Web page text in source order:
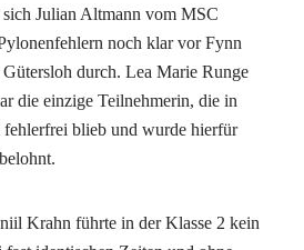
sich Julian Altmann vom MSC
noch klar vor Fynn
durch. Lea Marie Runge
die einzige Teilnehmerin, die in
fehlerfrei blieb und wurde hierfür
Krahn führte in der Klasse 2 kein